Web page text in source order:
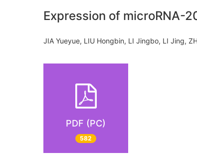
Expression of microRNA-
JIA Yueyue, LIU Hongbin, LI Jingbo, LI Jing,
PDF (PC)
582